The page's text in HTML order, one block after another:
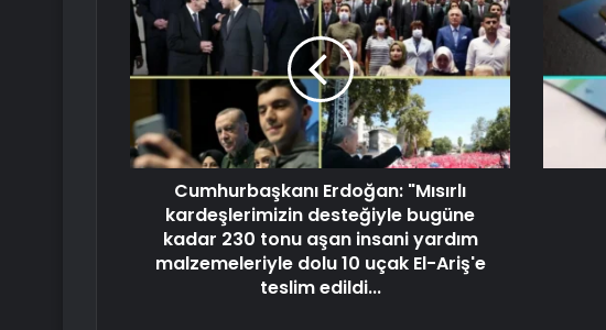
Cumhurbaşkanı Erdoğan: "Mısırlı
kardeşlerimizin desteğiyle bugüne
kadar 230 tonu aşan insani yardım
malzemeleriyle dolu 10 uçak El-Ariş'e
teslim edildi...